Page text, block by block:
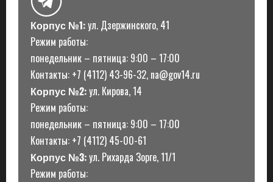
Корпус №1:ул. Дзержинского, 41
Режим работы:
понедельник – пятница: 9:00 – 17:00
Контакты: +7 (4112) 43-96-32, na@gov14.ru
Корпус №2:ул. Кирова, 14
Режим работы:
понедельник – пятница: 9:00 – 17:00
Контакты: +7 (4112) 45-00-61
Корпус №3:ул. Рихарда Зорге, 11/1
Режим работы: